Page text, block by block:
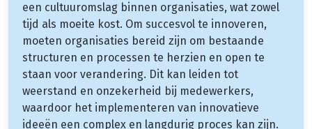
een cultuuromslag binnen organisaties, wat zowel
tijd als moeite kost. Om succesvol te innoveren,
moeten organisaties bereid zijn om bestaande
structuren en processen te herzien en open te
staan voor verandering. Dit kan leiden tot
weerstand en onzekerheid bij medewerkers,
waardoor het implementeren van innovatieve
ideeën een complex en langdurig proces kan zijn.